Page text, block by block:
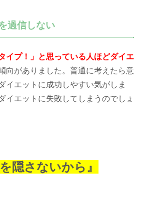
過信しない
イプ！」と思っている人ほどダイエ
向がありました。普通に考えたら意
イエットに成功しやすい気がしま
イエットに失敗してしまうのでしょ
隠さないから』